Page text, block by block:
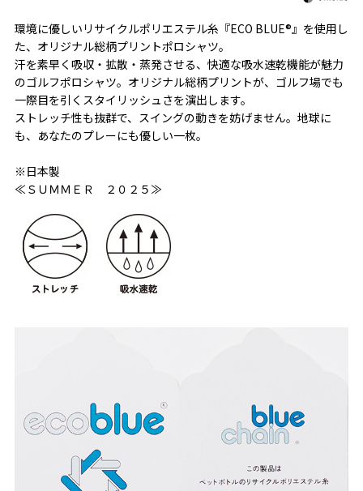
環境に優しいリサイクルポリエステル糸『ECO BLUE®』を使用し
た、オリジナル総柄プリントポロシャツ。
汗を素早く吸収・拡散・蒸発させる、快適な吸水速乾機能が魅力
のゴルフポロシャツ。オリジナル総柄プリントが、ゴルフ場でも
一際目を引くスタイリッシュさを演出します。
ストレッチ性も抜群で、スイングの動きを妨げません。地球に
も、あなたのプレーにも優しい一枚。
※日本製
≪ＳＵＭＭＥＲ ２０２５≫